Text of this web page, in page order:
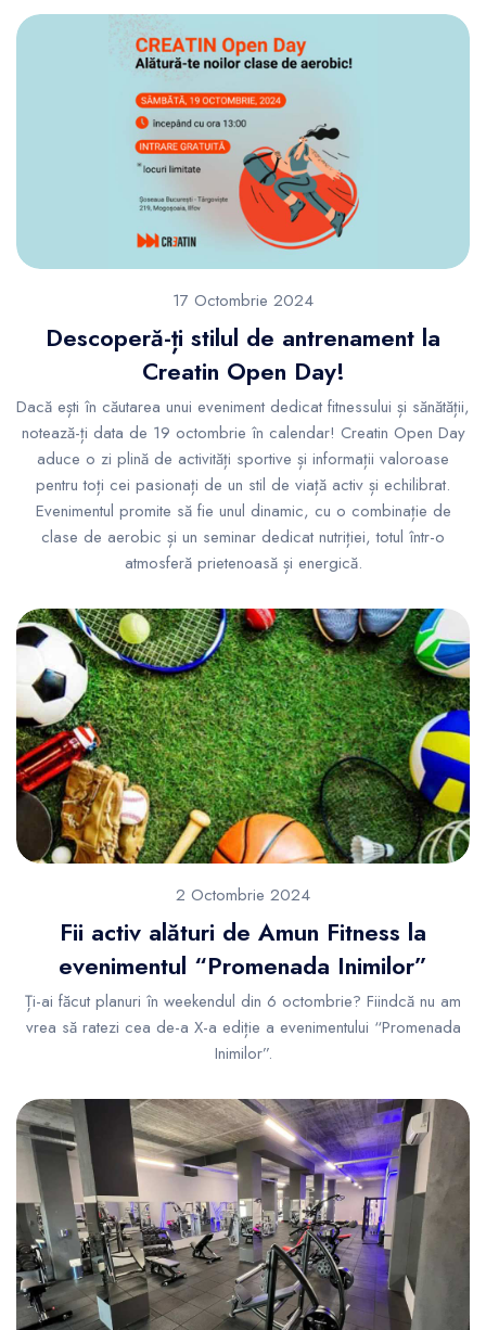
17 Octombrie 2024
Descoperă-ți stilul de antrenament la
Creatin Open Day!
Dacă ești în căutarea unui eveniment dedicat fitnessului și sănătății,
notează-ți data de 19 octombrie în calendar! Creatin Open Day
aduce o zi plină de activități sportive și informații valoroase
pentru toți cei pasionați de un stil de viață activ și echilibrat.
Evenimentul promite să fie unul dinamic, cu o combinație de
clase de aerobic și un seminar dedicat nutriției, totul într-o
atmosferă prietenoasă și energică.
2 Octombrie 2024
Fii activ alături de Amun Fitness la
evenimentul “Promenada Inimilor”
Ți-ai făcut planuri în weekendul din 6 octombrie? Fiindcă nu am
vrea să ratezi cea de-a X-a ediție a evenimentului “Promenada
Inimilor”.